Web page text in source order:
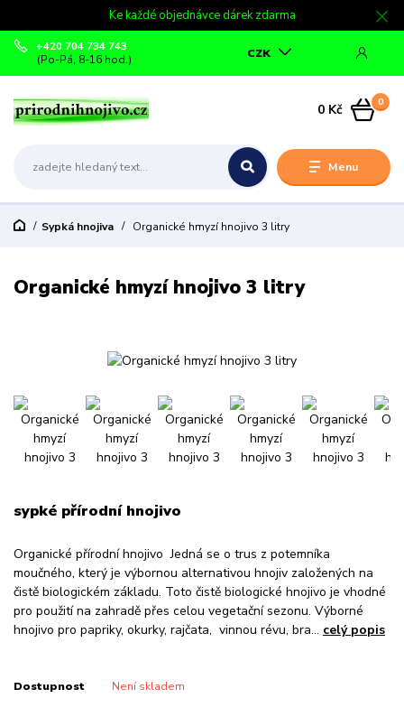
Ke každé objednávce dárek zdarma
Menu
CZK
+420 704 734 743
(Po-Pá, 8-16 hod.)
0
0 Kč
Sypká hnojiva Organické hmyzí hnojivo 3 litry
Organické hmyzí hnojivo 3 litry
sypké přírodní hnojivo
Organické přírodní hnojivo Jedná se o trus z potemníka
moučného, který je výbornou alternativou hnojiv založených na
čistě biologickém základu. Toto čistě biologické hnojivo je vhodné
pro použití na zahradě přes celou vegetační sezonu. Výborné
hnojivo pro papriky, okurky, rajčata, vinnou révu, bra... celý popis
Dostupnost Není skladem